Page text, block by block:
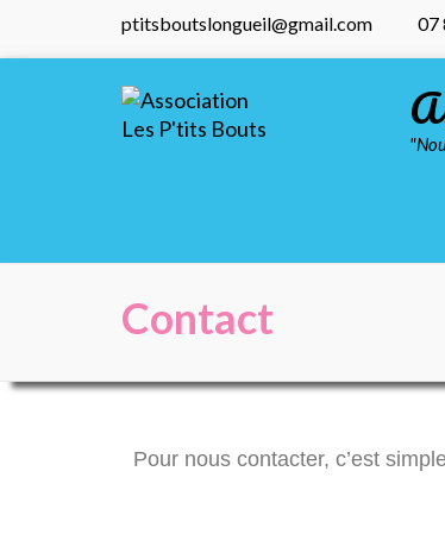
ptitsboutslongueil@gmail.com 07
Contact
Pour nous contacter, c’est